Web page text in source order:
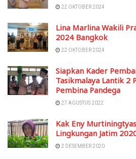
22 OKTOBER 2024
Lina Marlina Wakili
2024 Bangkok
22 OKTOBER 2024
Siapkan Kader
Tasikmalaya Lantik 2
Pembina Pandega
27 AGUSTUS 2022
Kak Eny
Lingkungan Jatim
2 DESEMBER 2020